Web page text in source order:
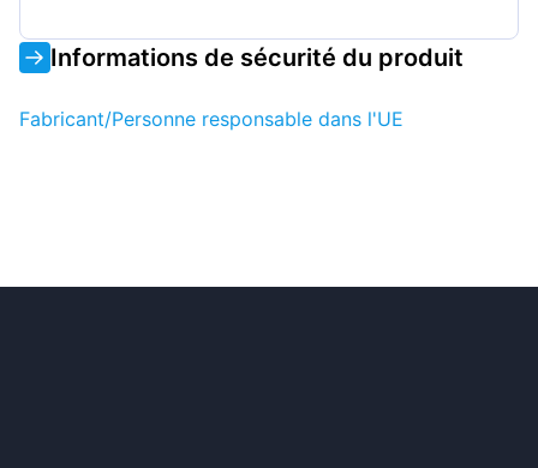
Informations de sécurité du produit
Fabricant/Personne responsable dans l'UE